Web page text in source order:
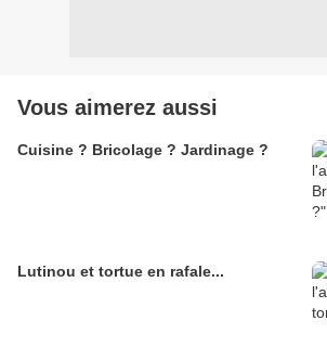
Vous aimerez aussi
Cuisine ? Bricolage ? Jardinage ?
Lutinou et tortue en rafale...